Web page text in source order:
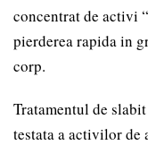
concentrat de activi
pierderea rapida in
corp.
Tratamentul de
testata a activilor de